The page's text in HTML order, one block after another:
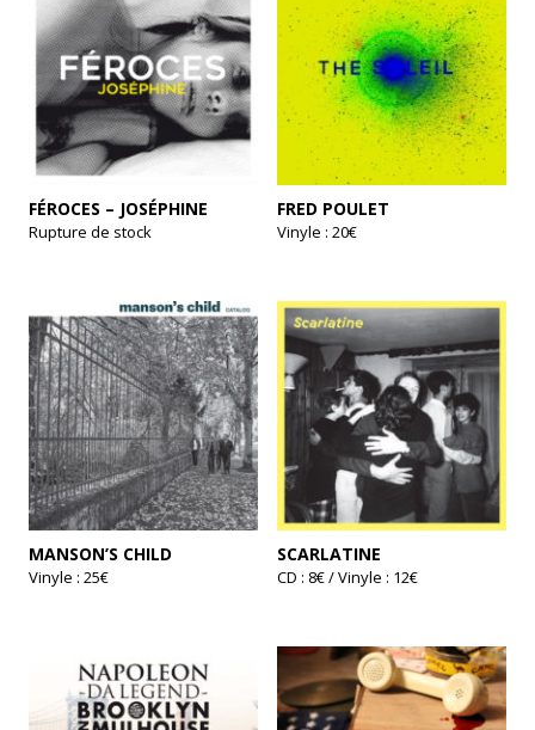
options
peuvent
être
choisies
sur
la
page
du
produit
FÉROCES – JOSÉPHINE
Rupture de stock
variations.
Les
options
peuvent
être
choisies
sur
la
page
du
produit
FRED POULET
Vinyle : 20€
MANSON’S CHILD
Vinyle : 25€
SCARLATINE
CD : 8€ / Vinyle : 12€
plusieurs
variations.
Les
options
peuvent